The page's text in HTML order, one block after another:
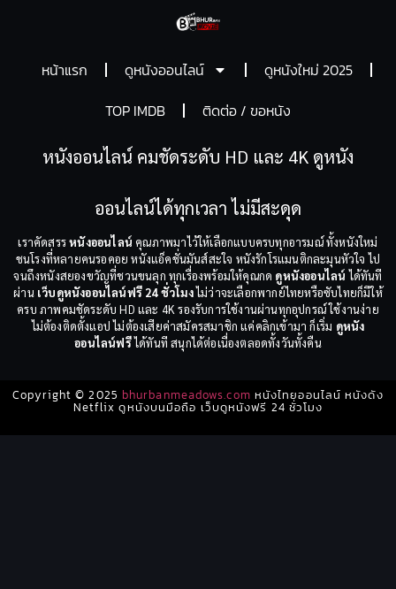
หน้าแรก ดูหนังออนไลน์
ดูหนังใหม่ 2025
TOP IMDB
ติดต่อ / ขอหนัง
หนังออนไลน์ คมชัดระดับ HD และ 4K ดูหนัง
ออนไลน์ได้ทุกเวลา ไม่มีสะดุด
เราคัดสรรหนังออนไลน์ คุณภาพมาไว้ให้เลือกแบบครบทุกอารมณ์ ทั้งหนังใหม่
ชนโรงที่หลายคนรอคอย หนังแอ็คชั่นมันส์สะใจ หนังรักโรแมนติกละมุนหัวใจ ไป
จนถึงหนังสยองขวัญที่ชวนขนลุก ทุกเรื่องพร้อมให้คุณกด ดูหนังออนไลน์ ได้ทันที
ผ่าน เว็บดูหนังออนไลน์ฟรี 24 ชั่วโมงไม่ว่าจะเลือกพากย์ไทยหรือซับไทยก็มีให้
ครบ ภาพคมชัดระดับ HD และ 4K รองรับการใช้งานผ่านทุกอุปกรณ์ ใช้งานง่าย
ไม่ต้องติดตั้งแอป ไม่ต้องเสียค่าสมัครสมาชิก แค่คลิกเข้ามา ก็เริ่ม ดูหนัง
ออนไลน์ฟรีได้ทันที สนุกได้ต่อเนื่องตลอดทั้งวันทั้งคืน
Copyright © 2025 bhurbanmeadows.com หนังไทยออนไลน์ หนังดัง
Netflix ดูหนังบนมือถือ เว็บดูหนังฟรี 24 ชั่วโมง